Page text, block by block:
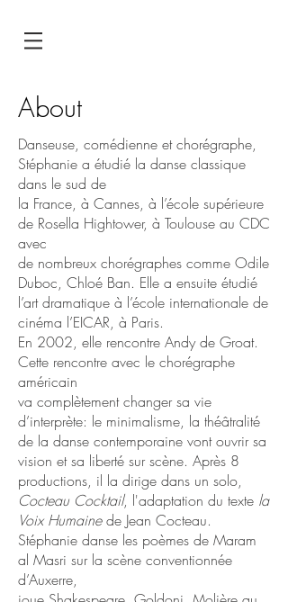
About
Danseuse, comédienne et chorégraphe,
Stéphanie a étudié la danse classique
dans le sud de
la France, à Cannes, à l’école supérieure
de Rosella Hightower, à Toulouse au CDC
avec
de nombreux chorégraphes comme Odile
Duboc, Chloé Ban. Elle a ensuite étudié
l’art dramatique à l’école internationale de
cinéma l’EICAR, à Paris.
En 2002, elle rencontre Andy de Groat.
Cette rencontre avec le chorégraphe
américain
va complètement changer sa vie
d’interprète: le minimalisme, la théâtralité
de la danse contemporaine vont ouvrir sa
vision et sa liberté sur scène. Après 8
productions, il la dirige dans un solo,
Cocteau Cocktail, l'adaptation du texte la
Voix Humainede Jean Cocteau.
Stéphanie danse les poèmes de Maram
al Masri sur la scène conventionnée
d’Auxerre,